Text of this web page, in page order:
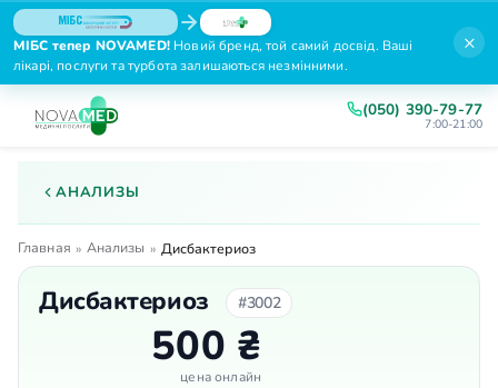
МІБС тепер NOVAMED!Новий бренд, той самий досвід. Ваші
лікарі, послуги та турбота залишаються незмінними.
×
(050) 390-79-77
7:00-21:00
АНАЛИЗЫ
Главная » Анализы » Дисбактериоз
Дисбактериоз #3002
500 ₴
цена онлайн